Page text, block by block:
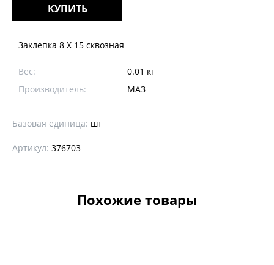
КУПИТЬ
Заклепка 8 Х 15 сквозная
Вес:
0.01 кг
Производитель:
МАЗ
Базовая единица: шт
Артикул: 376703
Похожие товары